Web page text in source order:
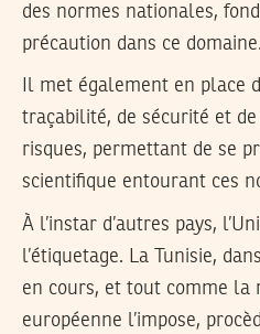
des normes nationales,
précaution dans ce domaine.
Il met également en place
traçabilité, de sécurité et
risques, permettant de se
scientifique entourant ces
À l’instar d’autres pays,
l’étiquetage. La Tunisie,
en cours, et tout comme la
européenne l’impose,